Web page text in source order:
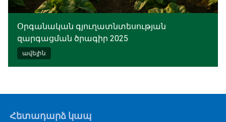
Օրգանական գյուղատնտեսության
զարգացման ծրագիր 2025
ավելին
Հետադարձ կապ